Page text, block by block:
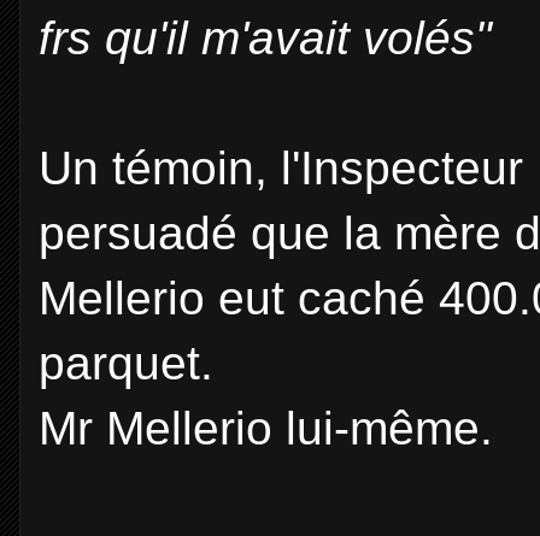
frs qu'il m'avait volés"
Un témoin,
persuadé que la mère
Mellerio eut caché
parquet.
Mr Mellerio lui-même.